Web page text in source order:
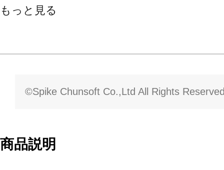
もっと見る
©Spike Chunsoft Co.,Ltd All Rights
商品説明